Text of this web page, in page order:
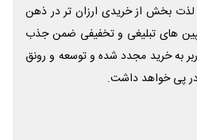
لذت بخش از خریدی ارزان تر در ذهن
های تبلیغی و تخفیفی ضمن جذب
به خرید مجدد شده و توسعه و رونق
پی خواهد داشت.